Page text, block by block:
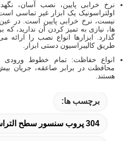
نرخ خرابی پایین، نصب آسان،
اولتراسونیک یک ابزار غیر تماسی
نیست، نرخ خرابی پایین است. در
ها، نیازی به تمیز کردن آن ندارید، که
گذارد. ابزارها انواع نصب را ارائه
طریق کالیبراسیون دستی ابزار.
انواع حفاظت: تمام خطوط ورودی
محافظت در برابر صاعقه، جریان
هستند.
برچسب ها:
304 پروب سنسور سطح التراسونیک فاضلاب